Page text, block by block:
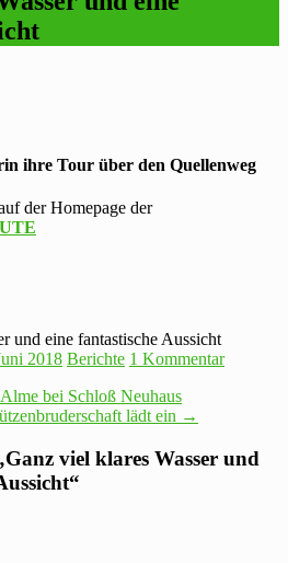
ihre Tour über den Quellenweg
der Homepage der
und eine fantastische Aussicht
2018 Berichte 1 Kommentar
bei Schloß Neuhaus
lädt ein →
Ganz viel klares Wasser und
“